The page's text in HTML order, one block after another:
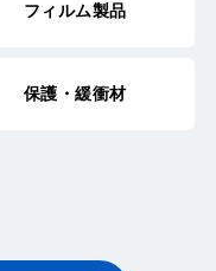
フィルム製品
保護・緩衝材